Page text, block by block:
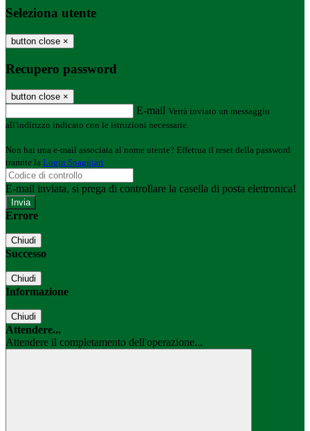
Seleziona utente
button close ×
Recupero password
button close ×
E-mail Verrà inviato un messaggio
all'indirizzo indicato con le istruzioni necessarie.
Non hai una e-mail associata al nome utente? Effettua il reset della password
tramite la Login Spaggiari
E-mail inviata, si prega di controllare la casella di posta elettronica!
Errore
Chiudi
Successo
Chiudi
Informazione
Chiudi
Attendere...
Attendere il completamento dell'operazione...